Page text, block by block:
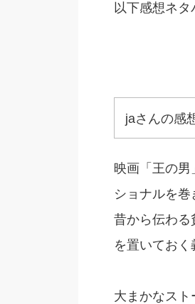
以下感想ネタ
jaさんの感
映画「王の
ショナルを
昔から伝わる
を置いておく
大まかなスト